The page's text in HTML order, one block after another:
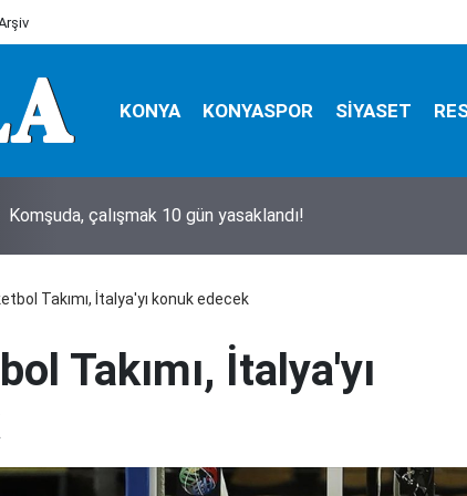
KONYA KONYASPOR SİYASET
Komşuda, çalışmak 10 gün yasaklandı!
Takımı, İtalya'yı konuk edecek
Takımı, İtalya'yı